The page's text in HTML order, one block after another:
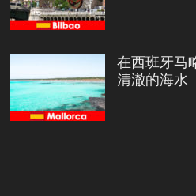
在西班牙马
清澈的海水